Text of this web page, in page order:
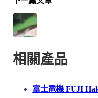
相關產品
富士電機 FUJI